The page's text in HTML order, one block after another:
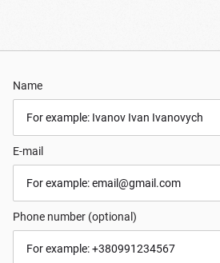
Name
E-mail
Phone number (optional)